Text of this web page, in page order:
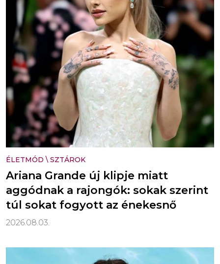
ÉLETMÓD \ SZTÁROK
Ariana Grande új klipje miatt
aggódnak a rajongók: sokak szerint
túl sokat fogyott az énekesnő
2026.08.03.